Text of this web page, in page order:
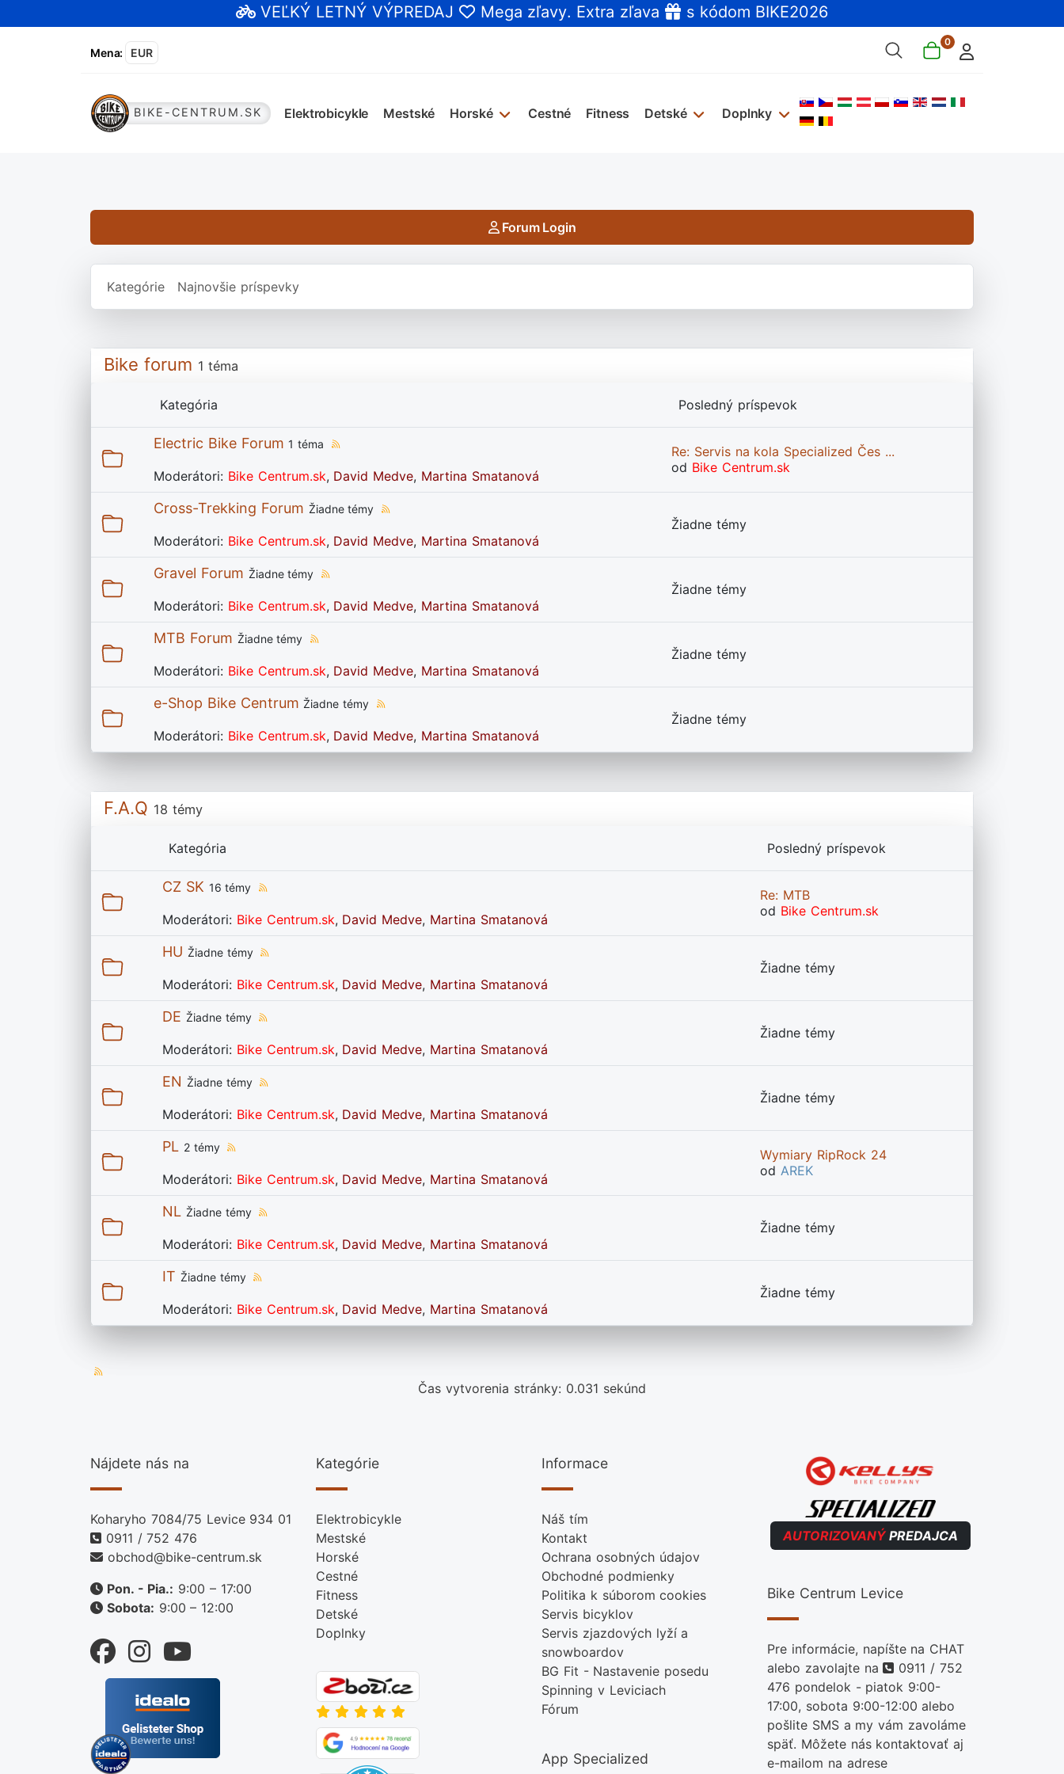
VEĽKÝ LETNÝ VÝPREDAJ Mega zľavy. Extra zľava s kódom BIKE2026
Mena: EUR
0
BIKE-CENTRUM.SK Elektrobicykle Mestské Horské Cestné Fitness Detské Doplnky
Vyberte váš jazyk
Forum Login
Kategórie Najnovšie príspevky
Bike forum 1 téma
Kategória Posledný príspevok
Electric Bike Forum 1 téma
Moderátori: Bike Centrum.sk, David Medve, Martina Smatanová
Re: Servis na kola Specialized Čes ...
od Bike Centrum.sk
Cross-Trekking Forum Žiadne témy
Moderátori: Bike Centrum.sk, David Medve, Martina Smatanová
Žiadne témy
Gravel Forum Žiadne témy
Moderátori: Bike Centrum.sk, David Medve, Martina Smatanová
Žiadne témy
MTB Forum Žiadne témy
Moderátori: Bike Centrum.sk, David Medve, Martina Smatanová
Žiadne témy
e-Shop Bike Centrum Žiadne témy
Moderátori: Bike Centrum.sk, David Medve, Martina Smatanová
Žiadne témy
F.A.Q 18 témy
Kategória Posledný príspevok
CZ SK 16 témy
Moderátori: Bike Centrum.sk, David Medve, Martina Smatanová
Re: MTB
od Bike Centrum.sk
HU Žiadne témy
Moderátori: Bike Centrum.sk, David Medve, Martina Smatanová
Žiadne témy
DE Žiadne témy
Moderátori: Bike Centrum.sk, David Medve, Martina Smatanová
Žiadne témy
EN Žiadne témy
Moderátori: Bike Centrum.sk, David Medve, Martina Smatanová
Žiadne témy
PL 2 témy
Moderátori: Bike Centrum.sk, David Medve, Martina Smatanová
Wymiary RipRock 24
od AREK
NL Žiadne témy
Moderátori: Bike Centrum.sk, David Medve, Martina Smatanová
Žiadne témy
IT Žiadne témy
Moderátori: Bike Centrum.sk, David Medve, Martina Smatanová
Žiadne témy
Čas vytvorenia stránky: 0.031 sekúnd
Nájdete nás na
Koharyho 7084/75 Levice 934 01
0911 / 752 476
obchod@bike-centrum.sk
Pon. - Pia.: 9:00 – 17:00
Sobota: 9:00 – 12:00
Kategórie
Elektrobicykle
Mestské
Horské
Cestné
Fitness
Detské
Doplnky
Informace
Náš tím
Kontakt
Ochrana osobných údajov
Obchodné podmienky
Politika k súborom cookies
Servis bicyklov
Servis zjazdových lyží a
snowboardov
BG Fit - Nastavenie posedu
Spinning v Leviciach
Fórum
App Specialized
AUTORIZOVANÝPREDAJCA
Bike Centrum Levice
Pre informácie, napíšte na CHAT
alebo zavolajte na
telefon
0911 / 752
476 pondelok - piatok 9:00-
17:00, sobota 9:00-12:00 alebo
pošlite SMS a my vám zavoláme
späť. Môžete nás kontaktovať aj
e-mailom na adrese